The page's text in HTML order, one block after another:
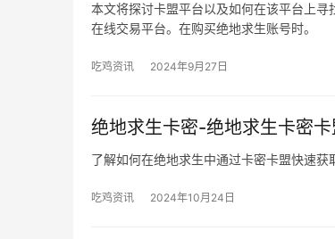
本文将探讨卡盟平台以及如何在该平台上
在线交易平台。在购买绝地求生账号时。
吃鸡资讯 2024年9月27日
绝地求生卡密-绝地求生卡密
了解如何在绝地求生中通过卡密卡盟快速获
吃鸡资讯 2024年10月24日